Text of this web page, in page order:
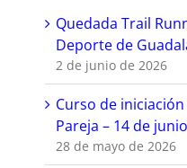
Quedada Trail
Deporte de
2 de junio de 2026
Curso de
Pareja – 14 de junio
28 de mayo de 2026